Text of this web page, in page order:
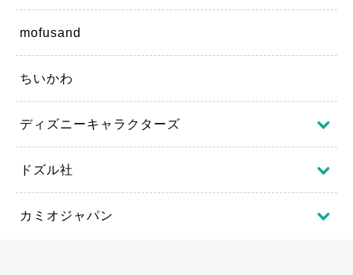
mofusand
ちいかわ
ディズニーキャラクターズ
ドズル社
カミオジャパン